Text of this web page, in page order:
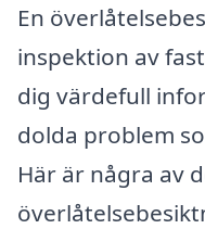
En
inspektion av
dig värdefull
dolda problem
Här är några av